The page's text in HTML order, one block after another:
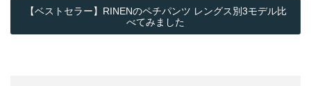
【ベストセラー】RINENのペチパンツ レングス別3モデル比
べてみました